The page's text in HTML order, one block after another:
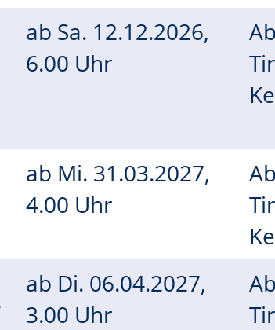
ab Sa. 12.12.2026,
6.00 Uhr
ab Mi. 31.03.2027,
4.00 Uhr
ab Di. 06.04.2027,
3.00 Uhr